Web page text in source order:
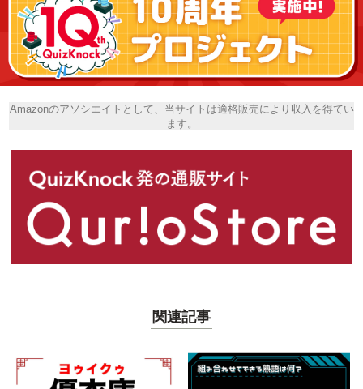
Amazonのアソシエイトとして、当サイトは適格販売により収入を得てい
ます。
関連記事